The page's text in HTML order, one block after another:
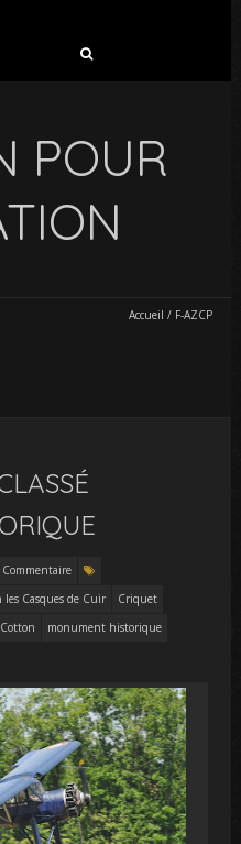
POUR
Accueil / F-AZCP
les Casques de Cuir
Criquet
monument historique